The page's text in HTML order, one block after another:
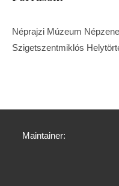
Néprajzi Múzeum
Szigetszentmiklós
Maintainer: